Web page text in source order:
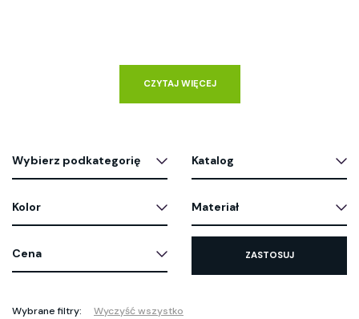
CZYTAJ WIĘCEJ
Wybierz podkategorię Katalog
Kolor Materiał
Cena ZASTOSUJ
Wybrane filtry: Wyczyść wszystko